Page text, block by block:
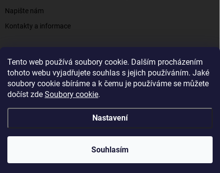
Tento web používá soubory cookie. Dalším procházením
tohoto webu vyjadřujete souhlas s jejich používáním. Jaké
soubory cookie sbíráme a k čemu je používáme se můžete
dočíst zde Soubory cookie.
Nastavení
Souhlasím
Napište nám
Kontakty a informace
Elenys.cz - šperky, kterým věříte už od roku 2016
Vytvořil Shoptet